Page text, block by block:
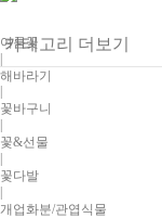
카테고리 더보기
여름꽃
|
해바라기
꽃바구니
꽃&선물
|
꽃다발
|
개업화분/관엽식물